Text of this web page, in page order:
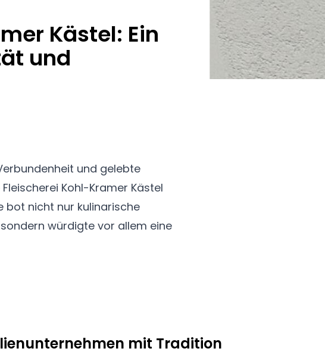
Kästel: Ein
und
und gelebte
Kohl-Kramer Kästel
bot nicht nur kulinarische
würdigte vor allem eine
mit Tradition